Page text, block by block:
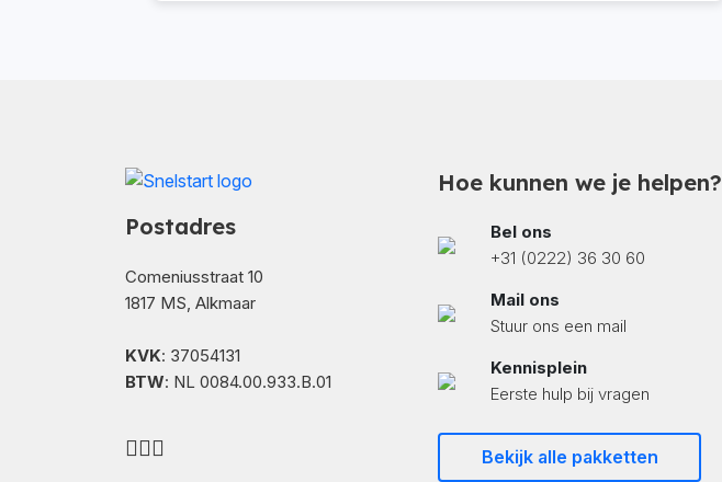
Postadres
Comeniusstraat 10
1817 MS, Alkmaar
KVK: 37054131
BTW: NL 0084.00.933.B.01
Hoe kunnen we je helpen?
Bel ons
+31 (0222) 36 30 60
Mail ons
Stuur ons een mail
Kennisplein
Eerste hulp bij vragen
Bekijk alle pakketten